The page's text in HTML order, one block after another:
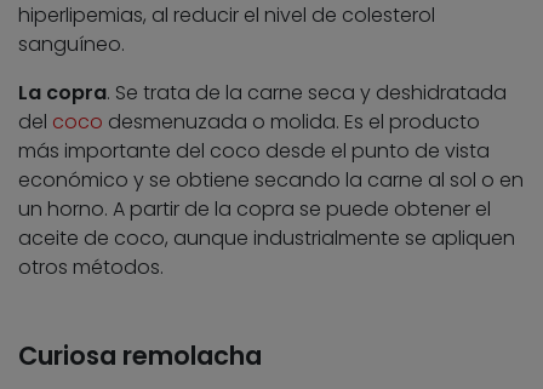
hiperlipemias, al reducir el nivel de colesterol
sanguíneo.
La copra. Se trata de la carne seca y deshidratada
del coco desmenuzada o molida. Es el producto
más importante del coco desde el punto de vista
económico y se obtiene secando la carne al sol o en
un horno. A partir de la copra se puede obtener el
aceite de coco, aunque industrialmente se apliquen
otros métodos.
Curiosa remolacha